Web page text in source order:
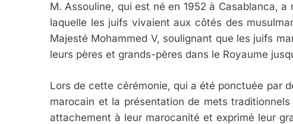
M. Assouline, qui est né en 1952 à Casablanca, a
laquelle les juifs vivaient aux côtés des
Majesté Mohammed V, soulignant que les juifs
leurs pères et grands-pères dans le Royaume
Lors de cette cérémonie, qui a été ponctuée par
marocain et la présentation de mets
attachement à leur marocanité et exprimé leur
FIÈRE, DIGNE ET
ISRAÉL JUDAISME